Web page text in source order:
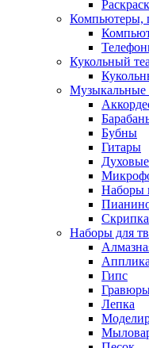
Компьютеры,
Кукольный
Музыкальные
Бубны
Гитары
Наборы
Наборы для
Гипс
Лепка